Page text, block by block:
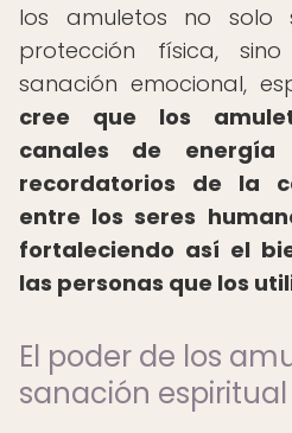
los amuletos no solo
protección física,
sanación emocional,
cree que los
canales de
recordatorios de la
entre los seres
fortaleciendo así el
las personas que los
El poder de los
sanación espiritual